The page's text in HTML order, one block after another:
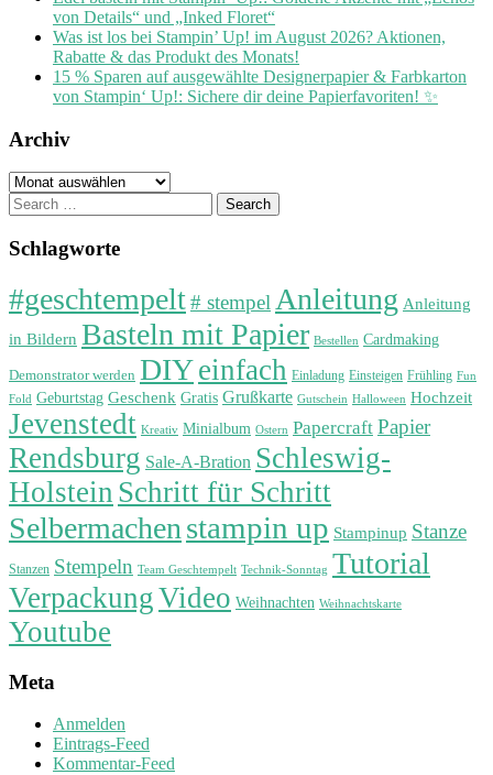
von Details“ und „Inked Floret“
Was ist los bei Stampin’ Up! im August 2026? Aktionen,
Rabatte & das Produkt des Monats!
15 % Sparen auf ausgewählte Designerpapier & Farbkarton
von Stampin‘ Up!: Sichere dir deine Papierfavoriten! ✨
Archiv
Archiv
Search
for:
Schlagworte
#geschtempelt# stempel Anleitung Anleitung
in Bildern Basteln mit Papier Bestellen Cardmaking
Demonstrator werden DIYeinfach Einladung Einsteigen Frühling Fun
Fold Geburtstag Geschenk Gratis Grußkarte Gutschein Halloween Hochzeit
Jevenstedt Kreativ Minialbum Ostern Papercraft Papier
Rendsburg Sale-A-Bration Schleswig-
Holstein Schritt für Schritt
Selbermachen stampin up Stampinup Stanze
Stanzen Stempeln Team Geschtempelt Technik-Sonntag Tutorial
VerpackungVideo Weihnachten Weihnachtskarte
Youtube
Meta
Anmelden
Eintrags-Feed
Kommentar-Feed